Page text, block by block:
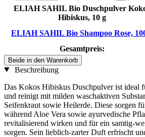
ELIAH SAHIL Bio Duschpulver
Hibiskus, 10 g
ELIAH SAHIL Bio Shampoo Rose,
Gesamtpreis:
Beide in den Warenkorb
Beschreibung
Das Kokos Hibiskus Duschpulver ist ideal
und reinigt mit milden waschaktiven
Seifenkraut sowie Heilerde. Diese sorgen
während Aloe Vera sowie ayurvedische
revitalisierend wirken und für ein samtig-
sorgen. Sein lieblich-zarter Duft erfrischt